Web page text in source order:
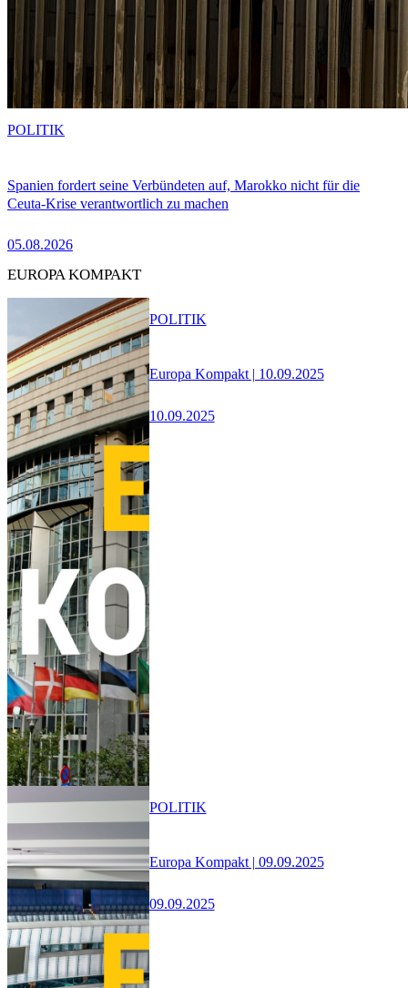
Spanien fordert seine Verbündeten auf, Marokko nicht für die
Ceuta-Krise verantwortlich zu machen
05.08.2026
POLITIK
EUROPA KOMPAKT
Europa Kompakt | 10.09.2025
10.09.2025
POLITIK
Europa Kompakt | 09.09.2025
09.09.2025
POLITIK